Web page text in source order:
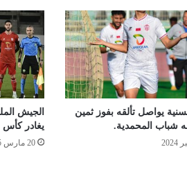
يواصل تألقه بفوز ثمين
شباب المحمدية.
الجيش
يغادر كأس
20 مارس 2025